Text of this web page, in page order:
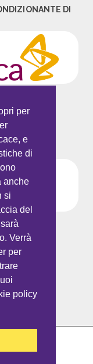
per
e
di
anche
si
del
Verrà
per
policy
DI